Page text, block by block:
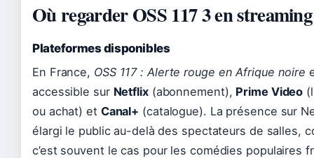
Où regarder OSS 117 3 en
Plateformes disponibles
En France, OSS 117 : Alerte rouge en Afrique noire
accessible sur Netflix(abonnement), Prime Video
ou achat) et Canal+ (catalogue). La présence sur
élargi le public au-delà des spectateurs de salles,
c’est souvent le cas pour les comédies populaires